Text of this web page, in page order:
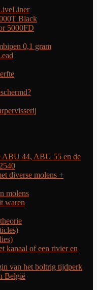
Black
5000FD
0,1 gram
ABU 44, ABU 55 en de
diverse molens +
molens
waren
kanaal of een rivier en
van het boltrig tijdperk
België